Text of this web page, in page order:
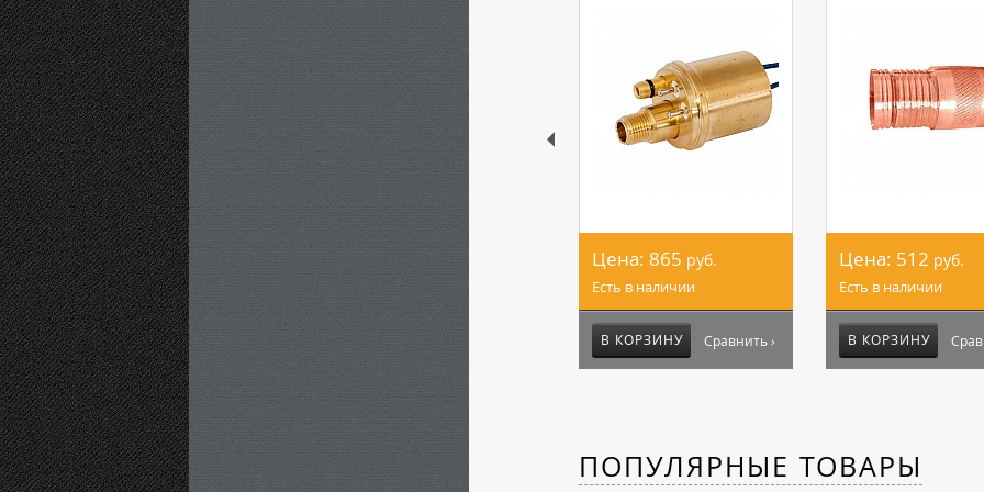
Цена: 865 руб.
Есть в наличии
В КОРЗИНУ Сравнить ›
Цена: 512 руб.
Есть в наличии
В КОРЗИНУ
ПОПУЛЯРНЫЕ ТОВАРЫ